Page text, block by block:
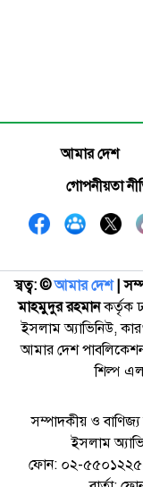
আমার দেশ
গোপনীয়তা
স্বত্ব: ©️আমার দেশ|
মাহমুদুর রহমানকর্তৃক
ইসলাম অ্যাভিনিউ,
আমার দেশ
শিল্প
সম্পাদকীয় ও
ইসলাম
ফোন: ০২-